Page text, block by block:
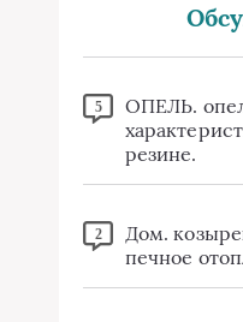
5
ОПЕЛЬ.
резине.
2
Дом.
печное